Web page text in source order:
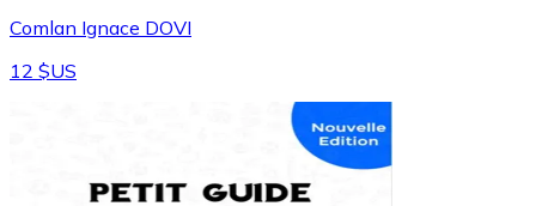
Comlan Ignace DOVI
12 $US